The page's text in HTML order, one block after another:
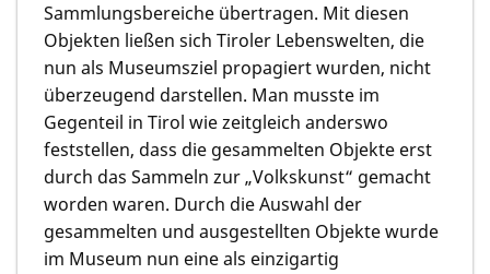
Sammlungsbereiche übertragen. Mit diesen
Objekten ließen sich Tiroler Lebenswelten, die
nun als Museumsziel propagiert wurden, nicht
überzeugend darstellen. Man musste im
Gegenteil in Tirol wie zeitgleich anderswo
feststellen, dass die gesammelten Objekte erst
durch das Sammeln zur „Volkskunst“ gemacht
worden waren. Durch die Auswahl der
gesammelten und ausgestellten Objekte wurde
im Museum nun eine als einzigartig